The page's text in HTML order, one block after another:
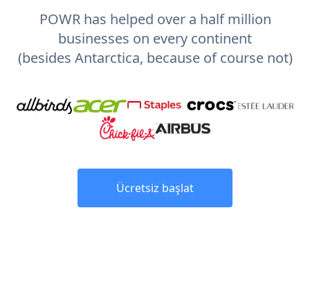
POWR has helped over a half million
businesses on every continent
(besides Antarctica, because of course not)
Ücretsiz başlat